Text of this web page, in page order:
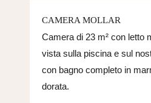
CAMERA MOLLAR
Camera di 23 m² con letto
vista sulla piscina e sul
con bagno completo in
dorata.